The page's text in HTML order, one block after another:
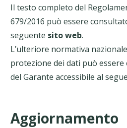
Il testo completo del
679/2016 può essere
seguente sito web.
L’ulteriore normativa
protezione dei dati può
del Garante accessibile al
Aggiornamento